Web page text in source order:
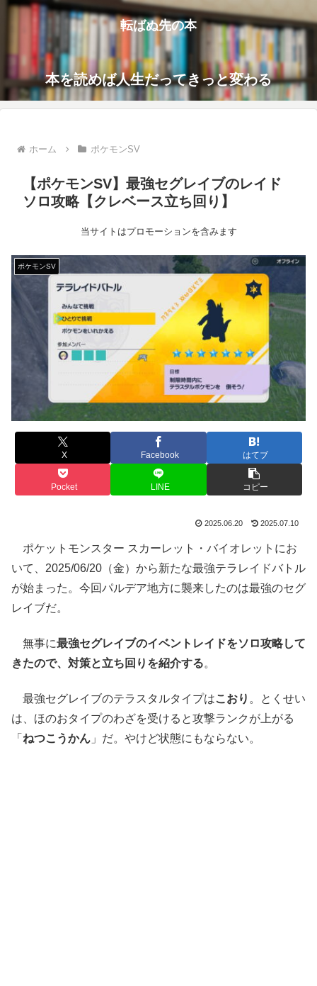
転ばぬ先の本
本を読めば人生だってきっと変わる
ホーム ポケモンSV
【ポケモンSV】最強セグレイブのレイド
ソロ攻略【クレベース立ち回り】
当サイトはプロモーションを含みます
ポケモンSV
X Facebook はてブ
Pocket LINE コピー
2025.06.20 2025.07.10
ポケットモンスター スカーレット・バイオレットにお
いて、2025/06/20（金）から新たな最強テラレイドバトル
が始まった。今回パルデア地方に襲来したのは最強のセグ
レイブだ。
無事に最強セグレイブのイベントレイドをソロ攻略して
きたので、対策と立ち回りを紹介する。
最強セグレイブのテラスタルタイプはこおり 。とくせい
は、ほのおタイプのわざを受けると攻撃ランクが上がる
「 ねつこうかん 」だ。やけど状態にもならない。